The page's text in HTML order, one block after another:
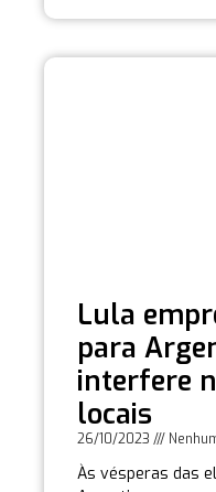
Lula
para
interfere
locais
26/10/2023
Às vésperas das